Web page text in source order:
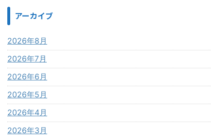
アーカイブ
2026年8月
2026年7月
2026年6月
2026年5月
2026年4月
2026年3月